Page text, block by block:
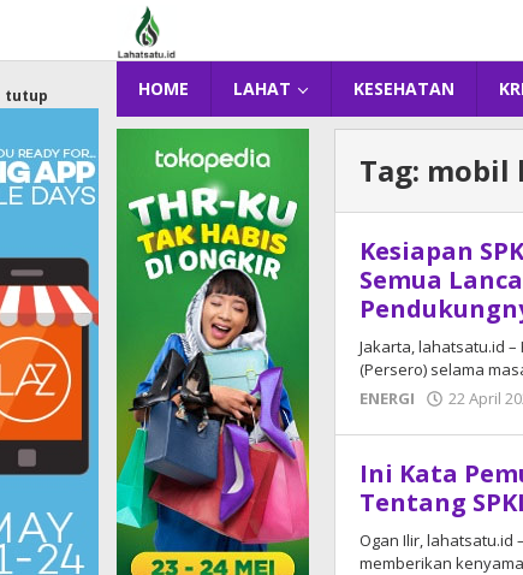
konten
HOME LAHAT KESEHATAN
tutup
Tag: mobil
Kesiapan
Semua
Jakarta, lahatsatu.id –
(Persero) selama
ENERGI
22 April
Ini Kata
Tentang
Ogan Ilir, lahatsatu.id
memberikan